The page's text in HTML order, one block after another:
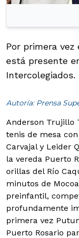
Por primera
está presente
Intercolegiados.
Autoría: Prensa
Anderson Trujillo
tenis de mesa
Carvajal y Leider
la vereda Puerto
orillas del Río
minutos de
preinfantil,
profundamente
primera vez
Puerto Rosario